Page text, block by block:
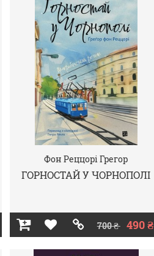
Фон Реццорі Грегор
ГОРНОСТАЙ У ЧОРНОПОЛІ
700 ₴ 490 ₴